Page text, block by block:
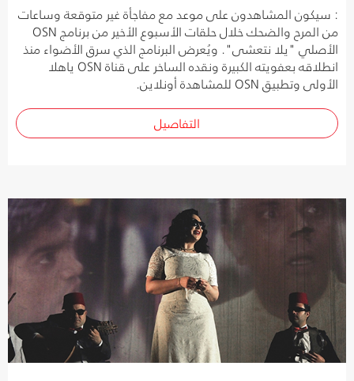
: سيكون المشاهدون على موعد مع مفاجأة غير متوقعة وساعات
من المرح والضحك خلال حلقات الأسبوع الأخير من برنامج OSN
الأصلي "يلا نتعشى". ويُعرض البرنامج الذي سرق الأضواء منذ
انطلاقه بعفويته الكبيرة ونقده الساخر على قناة OSN ياهلا
الأولى وتطبيق OSN للمشاهدة أونلاين.
التفاصيل